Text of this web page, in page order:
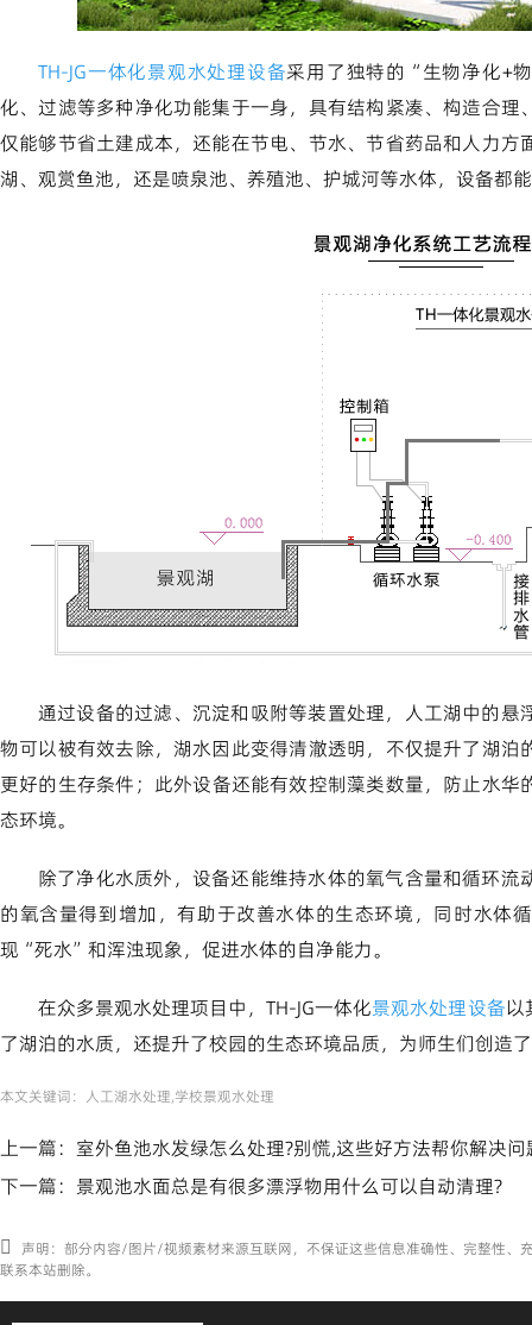
TH-JG一体化景观水处理设备采用了独特的“生物净化+
化、过滤等多种净化功能集于一身，具有结构紧凑、构造合
仅能够节省土建成本，还能在节电、节水、节省药品和人力
湖、观赏鱼池，还是喷泉池、养殖池、护城河等水体，设备都
通过设备的过滤、沉淀和吸附等装置处理，人工湖中的
物可以被有效去除，湖水因此变得清澈透明，不仅提升了湖
更好的生存条件；此外设备还能有效控制藻类数量，防止水
态环境。
除了净化水质外，设备还能维持水体的氧气含量和循环
的氧含量得到增加，有助于改善水体的生态环境，同时水体
现“死水”和浑浊现象，促进水体的自净能力。
在众多景观水处理项目中，TH-JG一体化景观水处理设备以
了湖泊的水质，还提升了校园的生态环境品质，为师生们创造
本文关键词： 人工湖水处理,学校景观水处理
上一篇： 室外鱼池水发绿怎么处理?别慌,这些好方法帮你解决问
下一篇： 景观池水面总是有很多漂浮物用什么可以自动清理?
声明：部分内容/图片/视频素材来源互联网，不保证这些信息准确性、完整性、
联系本站删除。